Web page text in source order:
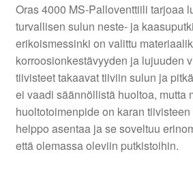
Oras 4000 MS-Palloventtiili tarjoaa
turvallisen sulun neste- ja
erikoismessinki on valittu
korroosionkestävyyden ja lujuuden
tiivisteet takaavat tiiviin sulun ja
ei vaadi säännöllistä huoltoa, mutta
huoltotoimenpide on karan
helppo asentaa ja se soveltuu
että olemassa oleviin putkistoihin.